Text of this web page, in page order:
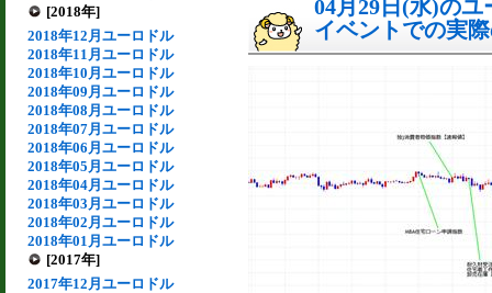
[2018年]
2018年12月ユーロドル
2018年11月ユーロドル
2018年10月ユーロドル
2018年09月ユーロドル
2018年08月ユーロドル
2018年07月ユーロドル
2018年06月ユーロドル
2018年05月ユーロドル
2018年04月ユーロドル
2018年03月ユーロドル
2018年02月ユーロドル
2018年01月ユーロドル
[2017年]
2017年12月ユーロドル
04月29日(水)の
イベントでの実